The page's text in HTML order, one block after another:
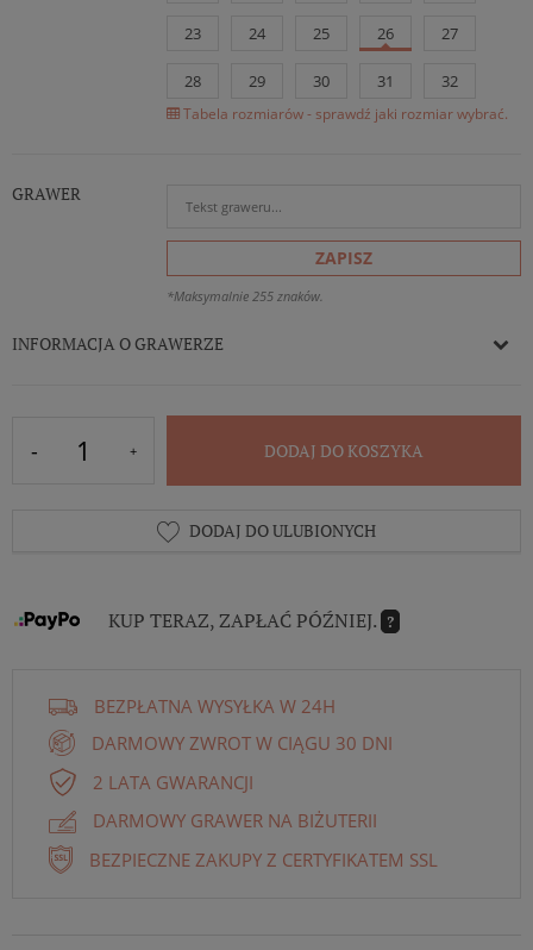
23 24 25 26 27
28 29 30 31 32
Tabela rozmiarów - sprawdź jaki rozmiar wybrać.
GRAWER
ZAPISZ
*Maksymalnie 255 znaków.
INFORMACJA O GRAWERZE
DODAJ DO KOSZYKA
DODAJ DO ULUBIONYCH
KUP TERAZ, ZAPŁAĆ PÓŹNIEJ. ?
BEZPŁATNA WYSYŁKA W 24H
DARMOWY ZWROT W CIĄGU 30 DNI
2 LATA GWARANCJI
DARMOWY GRAWER NA BIŻUTERII
BEZPIECZNE ZAKUPY Z CERTYFIKATEM SSL